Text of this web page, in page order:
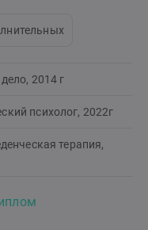
2014 г
психолог, 2022г
терапия,